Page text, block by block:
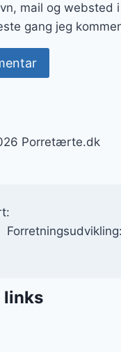
mail og websted
gang jeg
Porretærte.dk
links